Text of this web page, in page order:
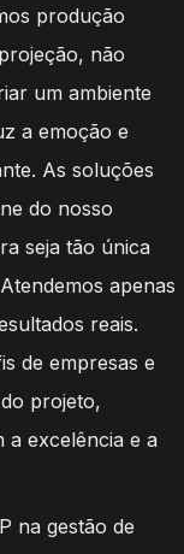
produção
não
um ambiente
a emoção e
As soluções
do nosso
seja tão única
apenas
reais.
de empresas e
projeto,
a excelência e a
na gestão de